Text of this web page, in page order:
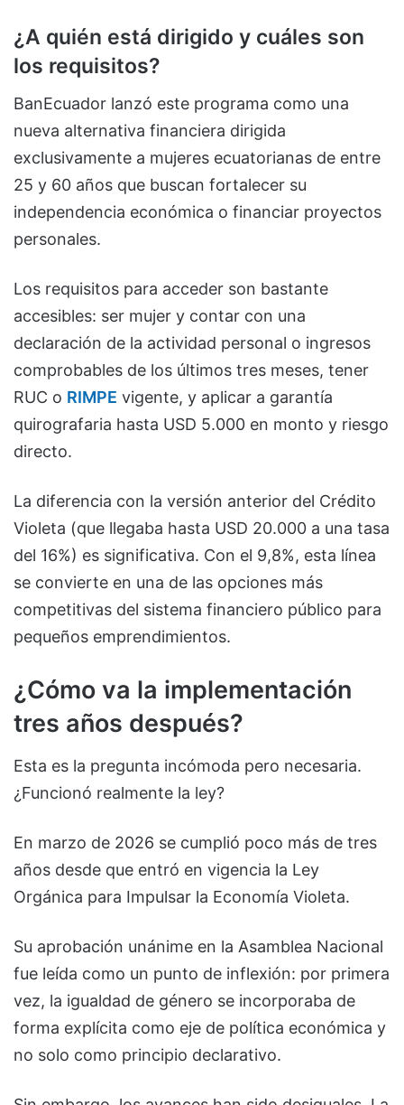
¿A quién está dirigido y cuáles son
los requisitos?
BanEcuador lanzó este programa como una
nueva alternativa financiera dirigida
exclusivamente a mujeres ecuatorianas de entre
25 y 60 años que buscan fortalecer su
independencia económica o financiar proyectos
personales.
Los requisitos para acceder son bastante
accesibles: ser mujer y contar con una
declaración de la actividad personal o ingresos
comprobables de los últimos tres meses, tener
RUC o RIMPE vigente, y aplicar a garantía
quirografaria hasta USD 5.000 en monto y riesgo
directo.
La diferencia con la versión anterior del Crédito
Violeta (que llegaba hasta USD 20.000 a una tasa
del 16%) es significativa. Con el 9,8%, esta línea
se convierte en una de las opciones más
competitivas del sistema financiero público para
pequeños emprendimientos.
¿Cómo va la implementación
tres años después?
Esta es la pregunta incómoda pero necesaria.
¿Funcionó realmente la ley?
En marzo de 2026 se cumplió poco más de tres
años desde que entró en vigencia la Ley
Orgánica para Impulsar la Economía Violeta.
Su aprobación unánime en la Asamblea Nacional
fue leída como un punto de inflexión: por primera
vez, la igualdad de género se incorporaba de
forma explícita como eje de política económica y
no solo como principio declarativo.